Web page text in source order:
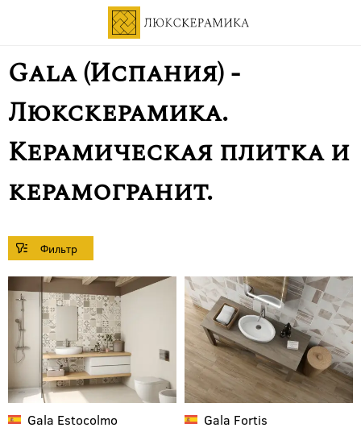
Gala (Испания) -
Люкскерамика.
Керамическая плитка и
керамогранит.
Gala Estocolmo Gala Fortis